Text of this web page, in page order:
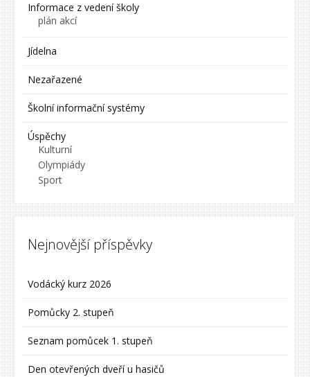
Informace z vedení školy
plán akcí
Jídelna
Nezařazené
Školní informační systémy
Úspěchy
Kulturní
Olympiády
Sport
Nejnovější příspěvky
Vodácký kurz 2026
Pomůcky 2. stupeň
Seznam pomůcek 1. stupeň
Den otevřených dveří u hasičů